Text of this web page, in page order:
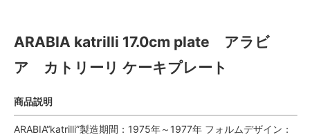
ARABIA katrilli 17.0cm plate アラビ
ア カトリーリ ケーキプレート
商品説明
ARABIA“katrilli”製造期間：1975年～1977年 フォルムデザイン：